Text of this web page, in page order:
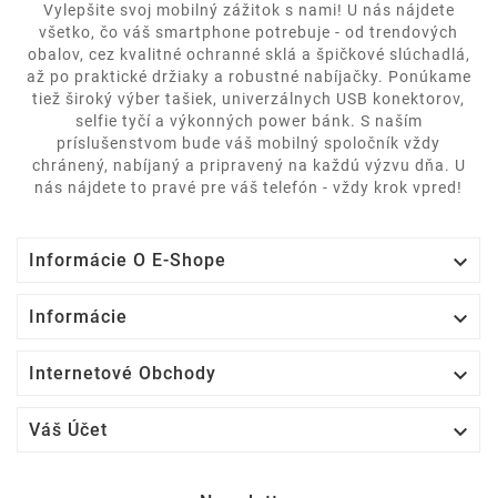
Vylepšite svoj mobilný zážitok s nami! U nás nájdete
všetko, čo váš smartphone potrebuje - od trendových
obalov, cez kvalitné ochranné sklá a špičkové slúchadlá,
až po praktické držiaky a robustné nabíjačky. Ponúkame
tiež široký výber tašiek, univerzálnych USB konektorov,
selfie tyčí a výkonných power bánk. S naším
príslušenstvom bude váš mobilný spoločník vždy
chránený, nabíjaný a pripravený na každú výzvu dňa. U
nás nájdete to pravé pre váš telefón - vždy krok vpred!
Informácie O E-Shope 
Informácie 
Internetové Obchody 
Váš Účet 